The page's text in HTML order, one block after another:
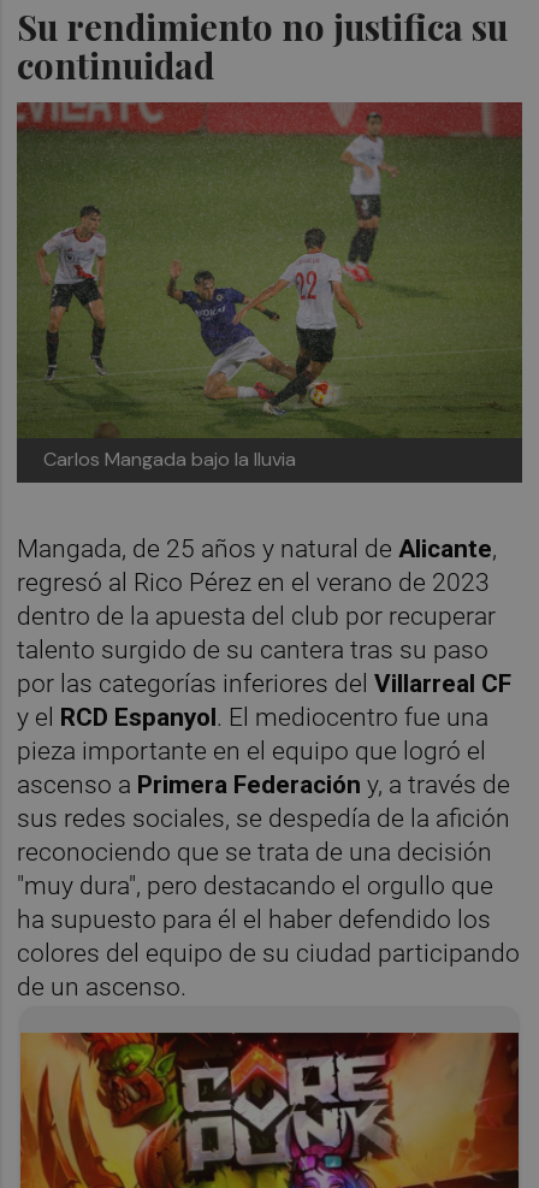
Su rendimiento no justifica su
continuidad
Carlos Mangada bajo la lluvia
Mangada, de 25 años y natural deAlicante,
regresó al Rico Pérez en el verano de 2023
dentro de la apuesta del club por recuperar
talento surgido de su cantera tras su paso
por las categorías inferiores delVillarreal CF
y el RCD Espanyol. El mediocentro fue una
pieza importante en el equipo que logró el
ascenso a Primera Federación y, a través de
sus redes sociales, se despedía de la afición
reconociendo que se trata de una decisión
"muy dura", pero destacando el orgullo que
ha supuesto para él el haber defendido los
colores del equipo de su ciudad participando
de un ascenso.